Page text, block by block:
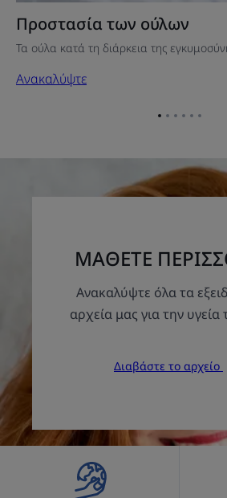
Προστασία των ούλων
Τα ούλα κατά τη διάρκεια της
Ανακαλύψτε
GoGo
2
Go
3
Go
4
Go
5
Go
6
ΜΑΘΕΤΕ
Ανακαλύψτε όλα τα
αρχεία μας για την
Διαβάστε το αρχείο